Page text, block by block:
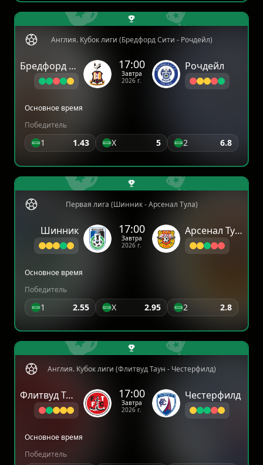
Англия. Кубок лиги (Бредфорд Сити - Рочдейл)
Бредфорд Сити 17:00
Завтра
2026 г.
Рочдейл
Основное время
Победитель
1 1.43 X 5 2 6.8
Первая лига (Шинник - Арсенал Тула)
Шинник 17:00
Завтра
2026 г.
Арсенал Тула
Основное время
Победитель
1 2.55 X 2.95 2 2.8
Англия. Кубок лиги (Флитвуд Таун - Честерфилд)
Флитвуд Таун 17:00
Завтра
2026 г.
Честерфилд
Основное время
Победитель